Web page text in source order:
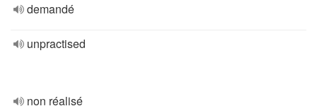
demandé
unpractised
non réalisé